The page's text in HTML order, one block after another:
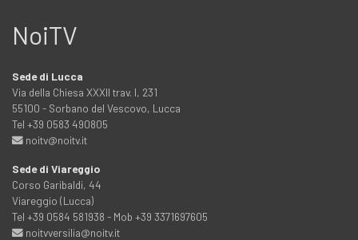
NoiTV
Sede di Lucca
Via della Chiesa XXXII trav. I, 231
55100 - Sorbano del Vescovo, Lucca
Tel +39 0583 490805
noitv@noitv.it
Sede di Viareggio
Corso Garibaldi, 44
Viareggio (Lucca)
Tel +39 0584 581938 - Mob +39 3371697605
noitvversilia@noitv.it